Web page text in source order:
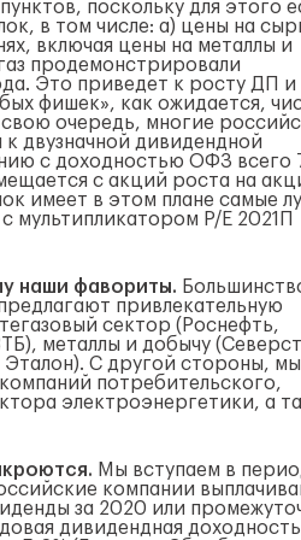
поскольку для этого
в том числе: а) цены на
включая цены на металлы и
продемонстрировали
Это приведет к росту ДП и
фишек», как ожидается,
очередь, многие
двузначной дивидендной
с доходностью ОФЗ всего
с акций роста на
имеет в этом плане самые
мультипликатором P/E 2021П
наши фавориты.
привлекательную
сектор (Роснефть,
металлы и добычу
C другой стороны, мы
потребительского,
электроэнергетики, а
Мы вступаем в
компании
за 2020 или
дивидендная доходность